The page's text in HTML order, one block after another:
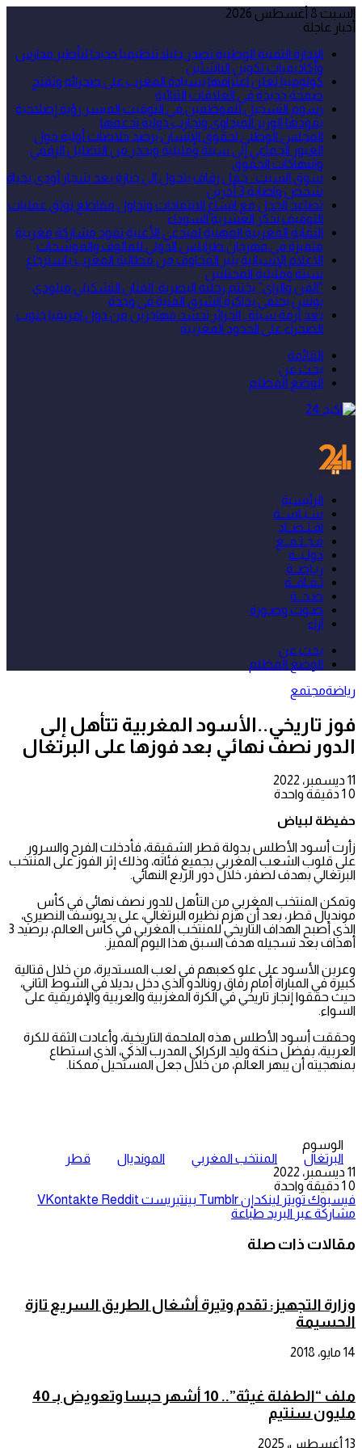
السبت 8 أغسطس 2026
أخبار عاجلة
الإدارة التقنية الوطنية تصدر دليلا تنظيميا جديدا لتأطير مدارس
وأكاديميات تكوين الناشئين
كولومبيا تعلن اعترافها بسيادة المغرب على صحرائه وتفتح
صفحة جديدة في العلاقات الثنائية
رسوم التسجيل للموظفين في التوقيت الميسر رؤية إصلاحية
يقودها الوزير الميداوي وتجارب دولية تدعمها
المجلس الوطني لحقوق الإنسان يرصد خلاصات أولية حول
العبور الجماعي إلى سبتة ومليلية ويحذر من التضليل الرقمي
وانتهاكات الحقوق
سوق السبت.. حفل زفاف يتحول الى جنازة بعد شجار أودى بحياة
شخص واصابة 3 أخرين
تصاعد الجدل مع اتساع الانتقادات وتداول مقاطع توثق عمليات
التوقيف تذكر العشرية السوداء
النقابة المغربية المهنية لمبدعي الأغنية تقود مشاركة مغربية
متميزة في مهرجان طرابلس الدولي للمالوف والموشحات
الاعلام الإسبانية يثير المخاوف من مطالبة المغرب باسترجاع
سبتة ومليلية المحتلتين
“الفن والراي” يختتم رحلته البصرية: الفنان التشكيلي ميلودي
يونس يحتفي بذاكرة الشرق الفنية في وجدة
بعد أزمة سبتة.. الجزائر تحشد مهاجرين من دول افريقيا جنوب
الصحراء على الحدود المغربية
القائمة
بحث عن
الوضع المظلم
الرئيسية
سـيـاســة
اقـتـصــاد
مـجـتـمــع
دولـيــة
ريـاضــة
ثـقـافــة
صـحــة
صـوت وصـورة
آراء
بحث عن
الوضع المظلم
رياضةمجتمع
فوز تاريخي..الأسود المغربية تتأهل إلى
الدور نصف نهائي بعد فوزها على البرتغال
11 ديسمبر، 2022
0
دقيقة واحدة
حفيظة لبياض
زأرت أسود الأطلس بدولة قطر الشقيقة، فأدخلت الفرح والسرور
على قلوب الشعب المغربي بجميع فئاته، وذلك إثر الفوز على المنتخب
البرتغالي بهدف لصفر، خلال دور الربع النهائي.
وتمكن المنتخب المغربي من التأهل للدور نصف نهائي في كأس
مونديال قطر، بعد أن هزم نظيره البرتغالي، على يد يوسف النصيري،
الذي أصبح الهداف التاريخي للمنتخب المغربي في كأس العالم، برصيد 3
أهداف بعد تسجيله هدف السبق هذا اليوم المميز.
وعربن الأسود على علو كعبهم في لعب المستديرة، من خلال قتالية
كبيرة في المباراة أمام رفاق رونالدو الذي دخل بديلا في الشوط الثاني،
حيث حققوا إنجاز تاريخي في الكرة المغربية والعربية والإفريقية على
السواء.
وحققت أسود الأطلس هذه الملحمة التاريخية، وأعادت الثقة للكرة
العربية، بفضل حنكة وليد الركراكي المدرب الذكي، الذي استطاع
بمنهجيته أن يبهر العالم، من خلال جعل المستحيل ممكنا.
الوسوم
البرتغال
المنتخب المغربي المونديال
قطر
11 ديسمبر، 2022
0
دقيقة واحدة
فيسبوك تويتر لينكدإن بينتيريست
مشاركة عبر البريد طباعة
مقالات ذات صلة
وزارة التجهيز: تقدم وتيرة أشغال الطريق السريع تازة
الحسيمة
14 مايو، 2018
ملف “الطفلة غيثة”.. 10 أشهر حبسا وتعويض بـ 40
مليون سنتيم
13 أغسطس، 2025